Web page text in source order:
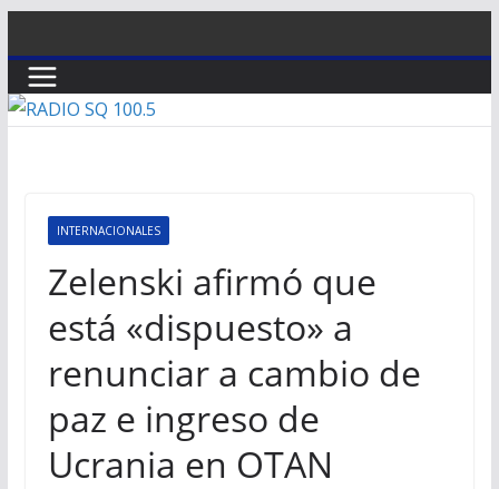
al
contenido
INTERNACIONALES
Zelenski afirmó que
está «dispuesto» a
renunciar a cambio de
paz e ingreso de
Ucrania en OTAN